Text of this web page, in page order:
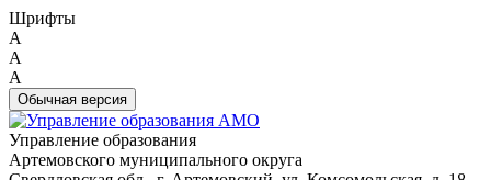
Шрифты
A
A
A
Обычная версия
Управление образования
Артемовского муниципального округа